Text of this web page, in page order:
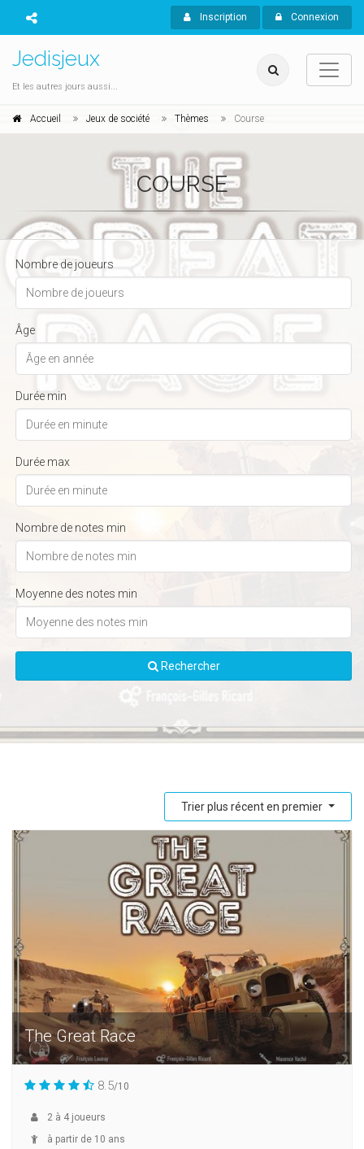
Inscription Connexion
Jedisjeux
Et les autres jours aussi...
Accueil Jeux de société Thèmes Course
COURSE
Nombre de joueurs
Âge
Durée min
Durée max
Nombre de notes min
Moyenne des notes min
Rechercher
Trier plus récent en premier
The Great Race
8.5/10
2 à 4 joueurs
à partir de 10 ans